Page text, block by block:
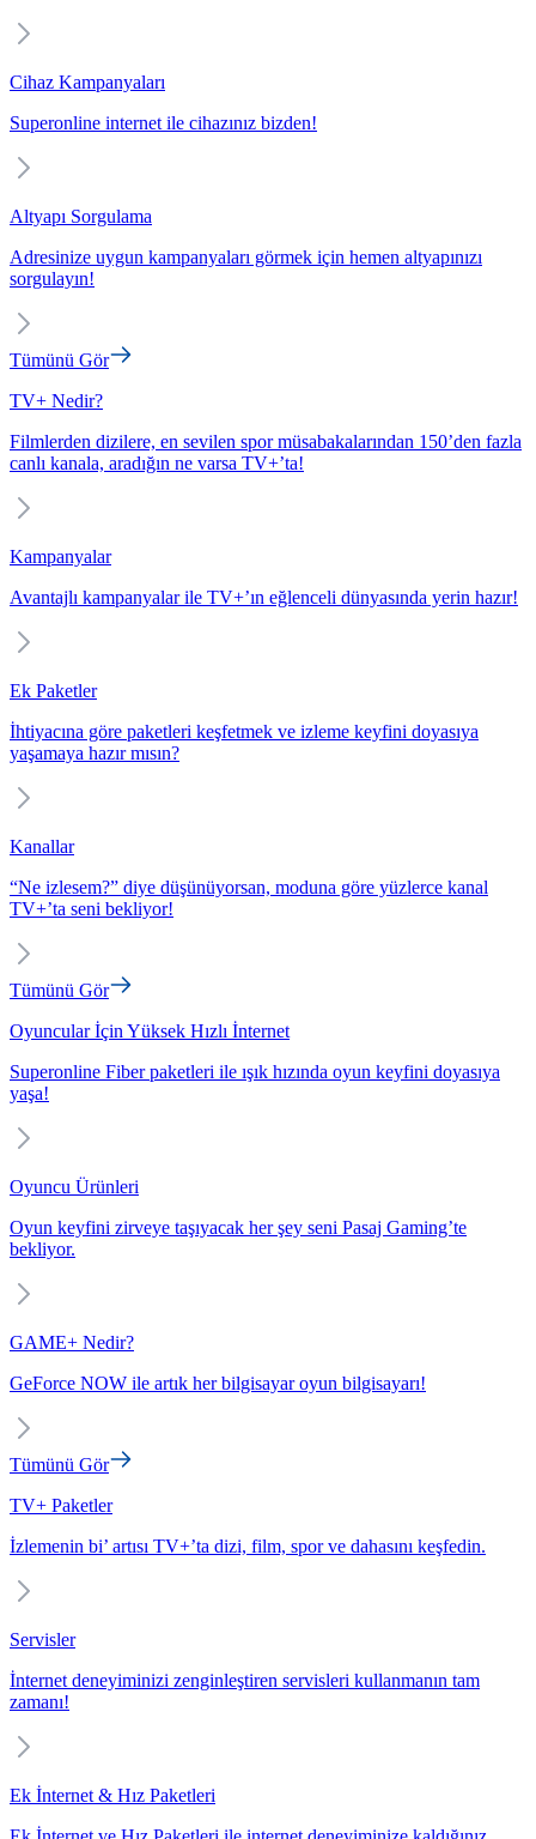
Cihaz Kampanyaları
Superonline internet ile cihazınız bizden!
Altyapı Sorgulama
Adresinize uygun kampanyaları görmek için hemen altyapınızı
sorgulayın!
Tümünü Gör
TV+ Nedir?
Filmlerden dizilere, en sevilen spor müsabakalarından 150’den fazla
canlı kanala, aradığın ne varsa TV+’ta!
Kampanyalar
Avantajlı kampanyalar ile TV+’ın eğlenceli dünyasında yerin hazır!
Ek Paketler
İhtiyacına göre paketleri keşfetmek ve izleme keyfini doyasıya
yaşamaya hazır mısın?
Kanallar
“Ne izlesem?” diye düşünüyorsan, moduna göre yüzlerce kanal
TV+’ta seni bekliyor!
Tümünü Gör
Oyuncular İçin Yüksek Hızlı İnternet
Superonline Fiber paketleri ile ışık hızında oyun keyfini doyasıya
yaşa!
Oyuncu Ürünleri
Oyun keyfini zirveye taşıyacak her şey seni Pasaj Gaming’te
bekliyor.
GAME+ Nedir?
GeForce NOW ile artık her bilgisayar oyun bilgisayarı!
Tümünü Gör
TV+ Paketler
İzlemenin bi’ artısı TV+’ta dizi, film, spor ve dahasını keşfedin.
Servisler
İnternet deneyiminizi zenginleştiren servisleri kullanmanın tam
zamanı!
Ek İnternet & Hız Paketleri